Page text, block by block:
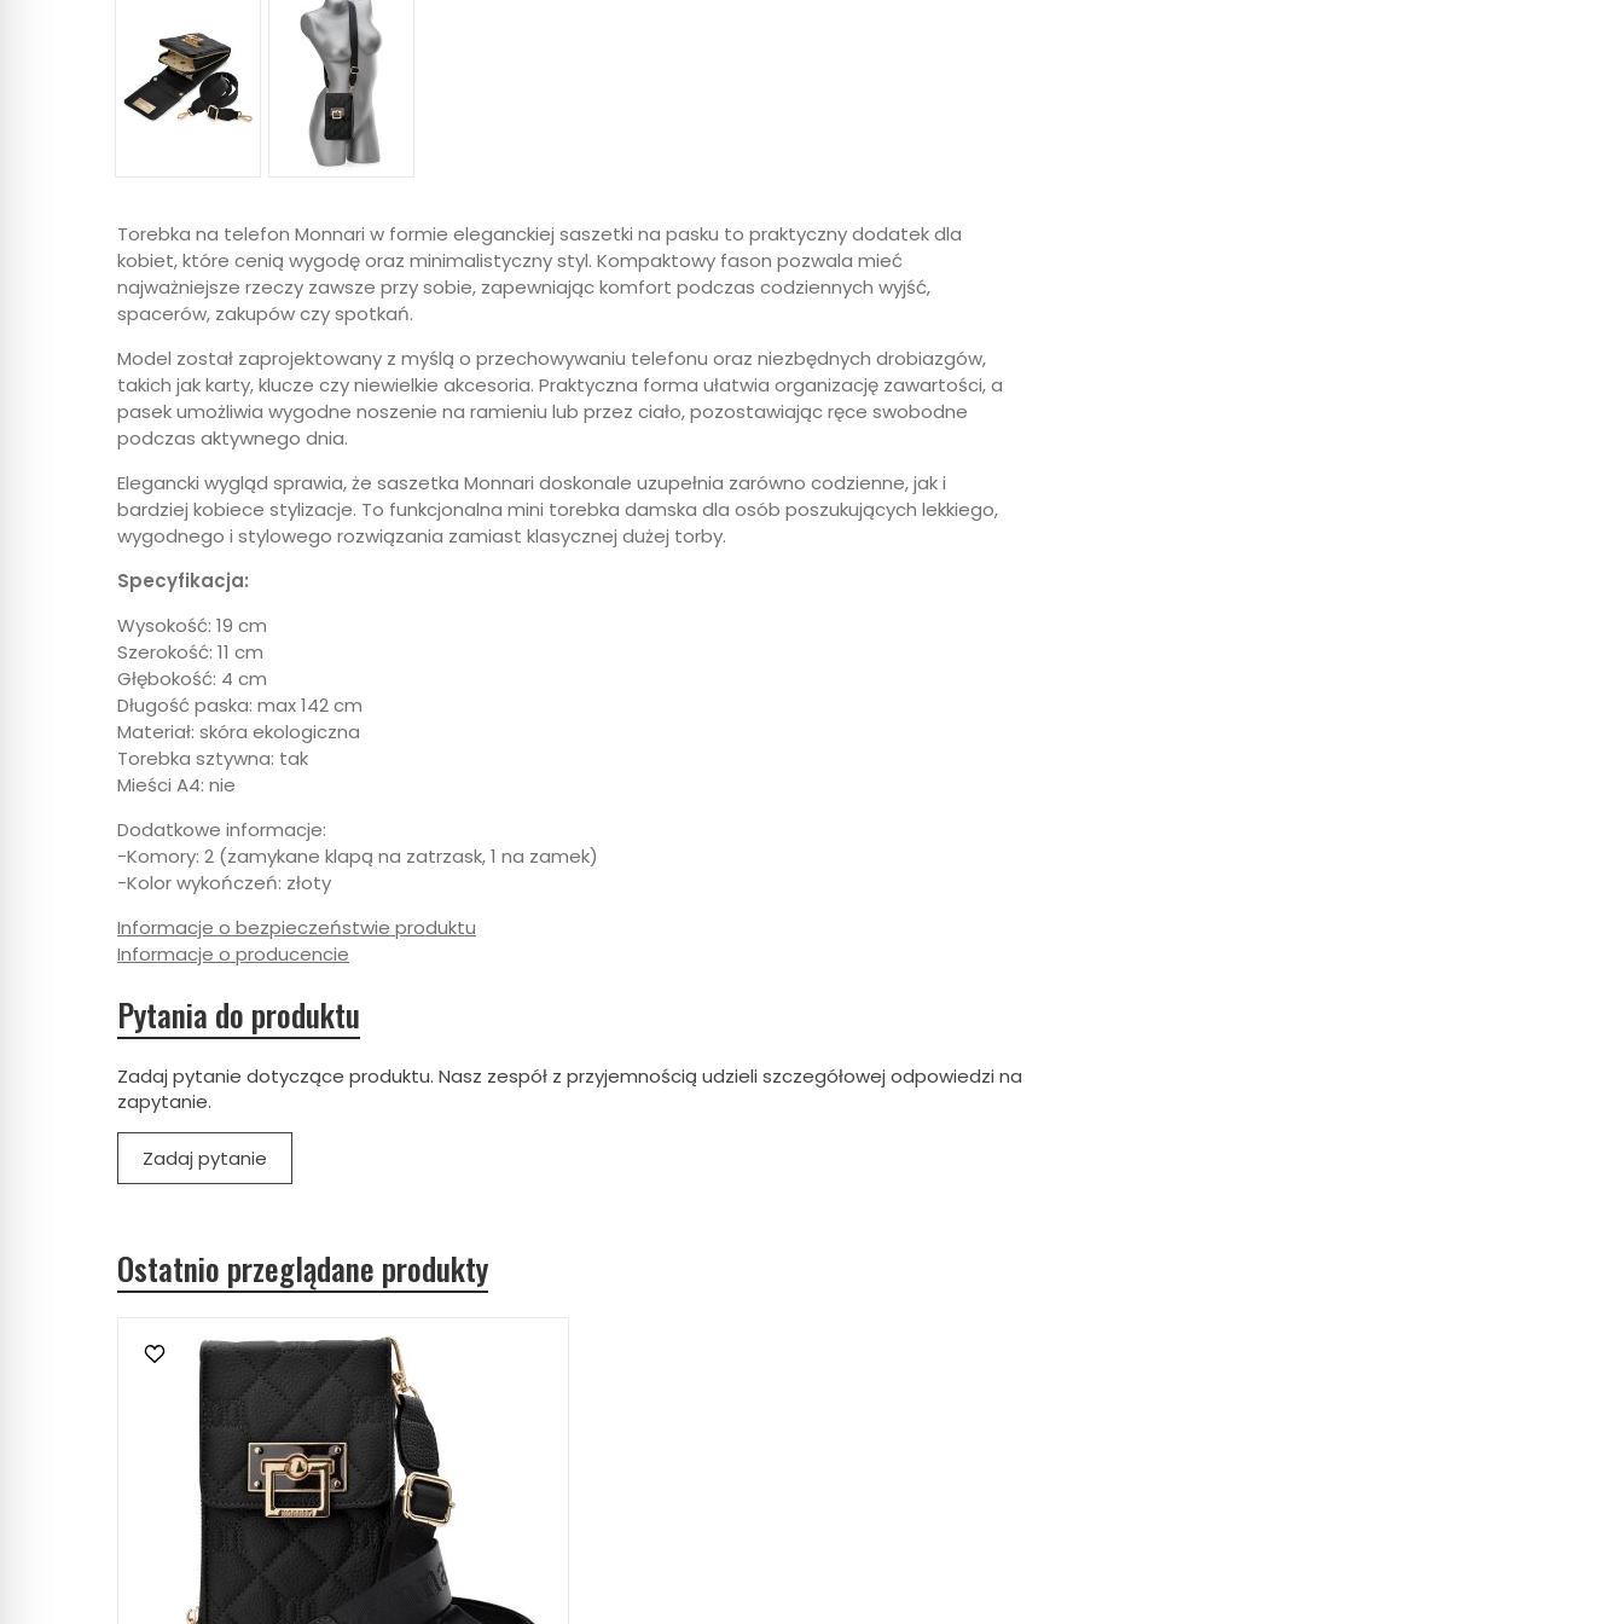
Torebka na telefon Monnari w formie eleganckiej saszetki na pasku to praktyczny dodatek dla
kobiet, które cenią wygodę oraz minimalistyczny styl. Kompaktowy fason pozwala mieć
najważniejsze rzeczy zawsze przy sobie, zapewniając komfort podczas codziennych wyjść,
spacerów, zakupów czy spotkań.
Model został zaprojektowany z myślą o przechowywaniu telefonu oraz niezbędnych drobiazgów,
takich jak karty, klucze czy niewielkie akcesoria. Praktyczna forma ułatwia organizację zawartości, a
pasek umożliwia wygodne noszenie na ramieniu lub przez ciało, pozostawiając ręce swobodne
podczas aktywnego dnia.
Elegancki wygląd sprawia, że saszetka Monnari doskonale uzupełnia zarówno codzienne, jak i
bardziej kobiece stylizacje. To funkcjonalna mini torebka damska dla osób poszukujących lekkiego,
wygodnego i stylowego rozwiązania zamiast klasycznej dużej torby.
Specyfikacja:
Wysokość: 19 cm
Szerokość: 11 cm
Głębokość: 4 cm
Długość paska: max 142 cm
Materiał: skóra ekologiczna
Torebka sztywna: tak
Mieści A4: nie
Dodatkowe informacje:
-Komory: 2 (zamykane klapą na zatrzask, 1 na zamek)
-Kolor wykończeń: złoty
Informacje o bezpieczeństwie produktu
Informacje o producencie
Pytania do produktu
Zadaj pytanie dotyczące produktu. Nasz zespół z przyjemnością udzieli szczegółowej odpowiedzi na
zapytanie.
Zadaj pytanie
Ostatnio przeglądane produkty